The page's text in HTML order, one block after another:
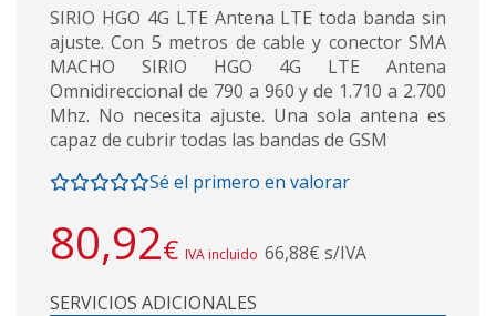
SIRIO HGO 4G LTE Antena LTE toda banda sin
ajuste. Con 5 metros de cable y conector SMA
MACHO SIRIO HGO 4G LTE Antena
Omnidireccional de 790 a 960 y de 1.710 a 2.700
Mhz. No necesita ajuste. Una sola antena es
capaz de cubrir todas las bandas de GSM
Sé el primero en valorar
80,92€ IVA incluido 66,88€ s/IVA
SERVICIOS ADICIONALES